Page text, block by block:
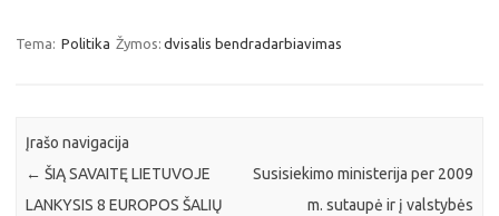
Tema: Politika Žymos: dvisalis bendradarbiavimas
Įrašo navigacija
← ŠIĄ SAVAITĘ LIETUVOJE
LANKYSIS 8 EUROPOS ŠALIŲ
Susisiekimo ministerija per 2009
m. sutaupė ir į valstybės